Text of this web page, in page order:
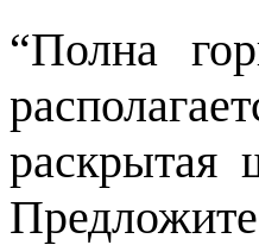
“Полна
раскрытая